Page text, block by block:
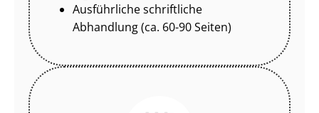
Ausführliche schriftliche
Abhandlung (ca. 60-90 Seiten)